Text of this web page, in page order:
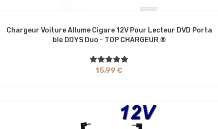
Chargeur Voiture Allume Cigare 12V Pour Lecteur DVD Porta
Ble ODYS Duo - TOP CHARGEUR ®
15,99 €